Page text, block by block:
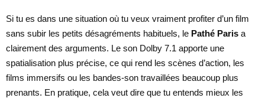
Si tu es dans une situation où tu veux vraiment profiter d’un film
sans subir les petits désagréments habituels, le Pathé Paris a
clairement des arguments. Le son Dolby 7.1 apporte une
spatialisation plus précise, ce qui rend les scènes d’action, les
films immersifs ou les bandes-son travaillées beaucoup plus
prenants. En pratique, cela veut dire que tu entends mieux les